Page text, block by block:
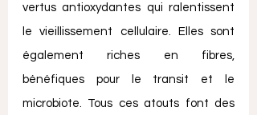
vertus antioxydantes qui ralentissent
le vieillissement cellulaire. Elles sont
également riches en fibres,
bénéfiques pour le transit et le
microbiote. Tous ces atouts font des